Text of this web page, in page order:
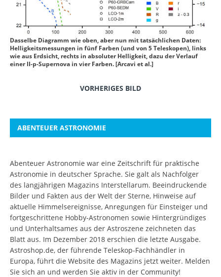
Dasselbe Diagramm wie oben, aber nun mit tatsächlichen Daten:
Helligkeitsmessungen in fünf Farben (und von 5 Teleskopen), links
wie aus Erdsicht, rechts in absoluter Helligkeit, dazu der Verlauf
einer II-p-Supernova in vier Farben. [Arcavi et al.]
VORHERIGES BILD
ABENTEUER ASTRONOMIE
Abenteuer Astronomie war eine Zeitschrift für praktische
Astronomie in deutscher Sprache. Sie galt als Nachfolger
des langjährigen Magazins Interstellarum. Beeindruckende
Bilder und Fakten aus der Welt der Sterne, Hinweise auf
aktuelle Himmelsereignisse, Anregungen für Einsteiger und
fortgeschrittene Hobby-Astronomen sowie Hintergründiges
und Unterhaltsames aus der Astroszene zeichneten das
Blatt aus. Im Dezember 2018 erschien die letzte Ausgabe.
Astroshop.de, der führende Teleskop-Fachhändler in
Europa, führt die Website des Magazins jetzt weiter. Melden
Sie sich an und werden Sie aktiv in der Community!